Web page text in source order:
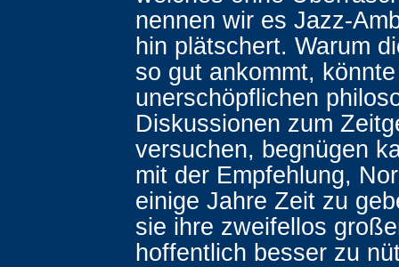
nennen wir es Jazz-
hin plätschert. Warum
so gut ankommt,
unerschöpflichen
Diskussionen zum
versuchen, begnügen
mit der Empfehlung,
einige Jahre Zeit zu
sie ihre zweifellos
hoffentlich besser zu